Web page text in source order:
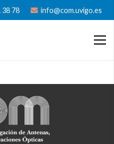
38 78 info@com.uvigo.es